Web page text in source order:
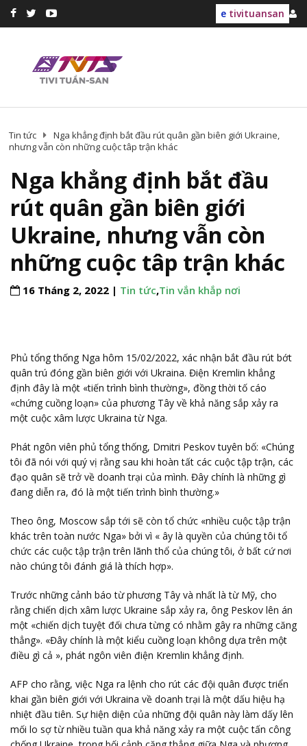
e tivituansan
Tin tức
Nga khẳng định bắt đầu rút quân gần biên giới Ukraine,
nhưng vẫn còn những cuộc tâp trận khác
Nga khẳng định bắt đầu
rút quân gần biên giới
Ukraine, nhưng vẫn còn
những cuộc tâp trận khác
16 Tháng 2, 2022 | Tin tức,Tin vắn khắp nơi
Phủ tổng thống Nga hôm 15/02/2022, xác nhận bắt đầu rút bớt
quân trú đóng gần biên giới với Ukraina. Điện Kremlin khẳng
định đây là một «tiến trình bình thường», đồng thời tố cáo
«chứng cuồng loạn» của phương Tây về khả năng sắp xảy ra
một cuộc xâm lược Ukraina từ Nga.
Phát ngôn viên phủ tổng thống, Dmitri Peskov tuyên bố: «Chúng
tôi đã nói với quý vị rằng sau khi hoàn tất các cuộc tập trận, các
đạo quân sẽ trở về doanh trại của mình. Đây chính là những gì
đang diễn ra, đó là một tiến trình bình thường.»
Theo ông, Moscow sắp tới sẽ còn tổ chức «nhiều cuộc tập trận
khác trên toàn nước Nga» bởi vì « ây là quyền của chúng tôi tổ
chức các cuộc tập trận trên lãnh thổ của chúng tôi, ở bất cứ nơi
nào chúng tôi đánh giá là thích hợp».
Trước những cảnh báo từ phương Tây và nhất là từ Mỹ, cho
rằng chiến dịch xâm lược Ukraine sắp xảy ra, ông Peskov lên án
một «chiến dịch tuyệt đối chưa từng có nhằm gây ra những căng
thẳng». «Đây chính là một kiểu cuồng loạn không dựa trên một
điều gì cả », phát ngôn viên điện Kremlin khẳng định.
AFP cho rằng, việc Nga ra lệnh cho rút các đội quân được triển
khai gần biên giới với Ukraina về doanh trại là một dấu hiệu hạ
nhiệt đầu tiên. Sự hiện diện của những đội quân này làm dấy lên
mối lo sợ từ nhiều tuần qua khả năng xảy ra một cuộc tấn công